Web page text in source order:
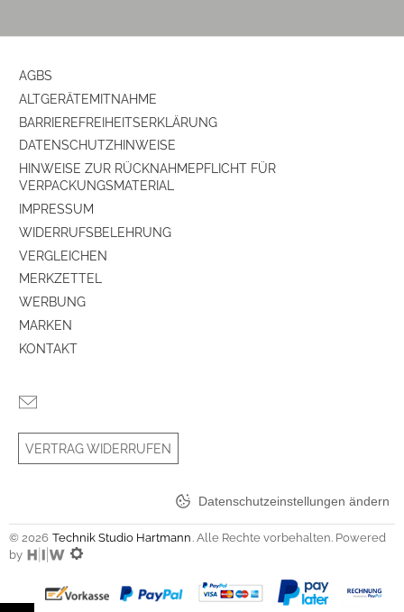
AGBS
ALTGERÄTEMITNAHME
BARRIEREFREIHEITSERKLÄRUNG
DATENSCHUTZHINWEISE
HINWEISE ZUR RÜCKNAHMEPFLICHT FÜR
VERPACKUNGSMATERIAL
IMPRESSUM
WIDERRUFSBELEHRUNG
VERGLEICHEN
MERKZETTEL
WERBUNG
MARKEN
KONTAKT
VERTRAG WIDERRUFEN
Datenschutzeinstellungen ändern
© 2026 Technik Studio Hartmann . Alle Rechte vorbehalten. Powered
by